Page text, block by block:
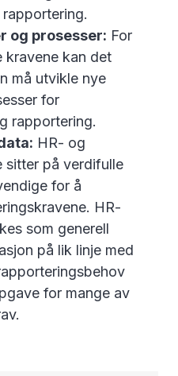
og prosesser: For
kravene kan det
må utvikle nye
for
rapportering.
HR- og
sitter på verdifulle
for å
HR-
som generell
på lik linje med
for mange av